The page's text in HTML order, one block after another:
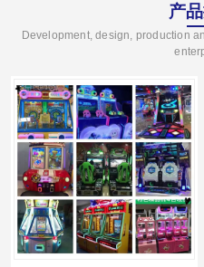
产
Development, design, production